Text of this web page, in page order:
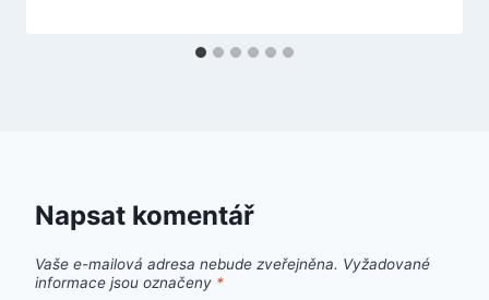
Napsat komentář
Vaše e-mailová adresa nebude zveřejněna. Vyžadované
informace jsou označeny *